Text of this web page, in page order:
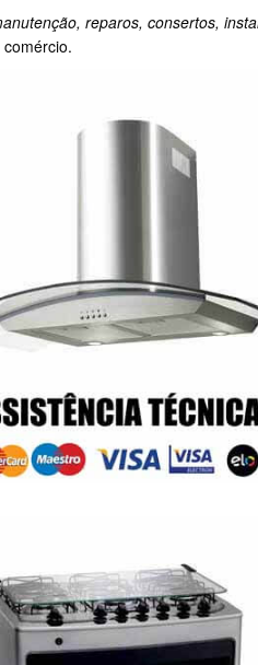
reparos, consertos,